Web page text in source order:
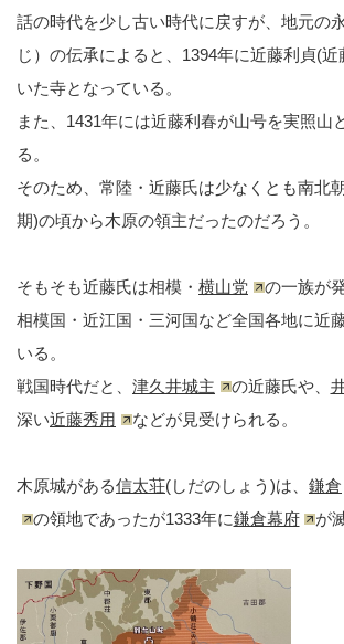
話の時代を少し古い時代に戻すが、地元の
じ）の伝承によると、1394年に近藤利貞(
いた寺となっている。
また、1431年には近藤利春が山号を実照山
る。
そのため、常陸・近藤氏は少なくとも南北
期)の頃から木原の領主だったのだろう。
そもそも近藤氏は相模・ 横山党
の一族が
相模国・近江国・三河国など全国各地に近
いる。
戦国時代だと、 津久井城主 の近藤氏や、
深い近藤秀用 などが見受けられる。
木原城がある信太荘(しだのしょう)は、 鎌倉
の領地であったが1333年に鎌倉幕府 が